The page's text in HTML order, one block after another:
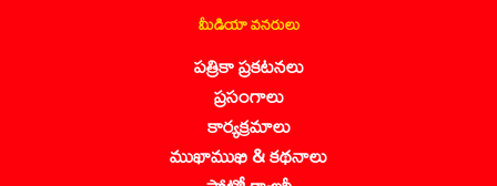
మీడియా వనరులు
పత్రికా ప్రకటనలు
ప్రసంగాలు
కార్యక్రమాలు
ముఖాముఖి & కథనాలు